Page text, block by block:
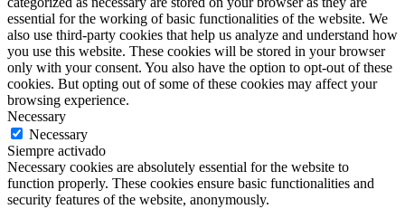
essential for the working of basic functionalities of the website. We
also use third-party cookies that help us analyze and understand how
you use this website. These cookies will be stored in your browser
only with your consent. You also have the option to opt-out of these
cookies. But opting out of some of these cookies may affect your
browsing experience.
Necessary
Necessary
Siempre activado
Necessary cookies are absolutely essential for the website to
function properly. These cookies ensure basic functionalities and
security features of the website, anonymously.